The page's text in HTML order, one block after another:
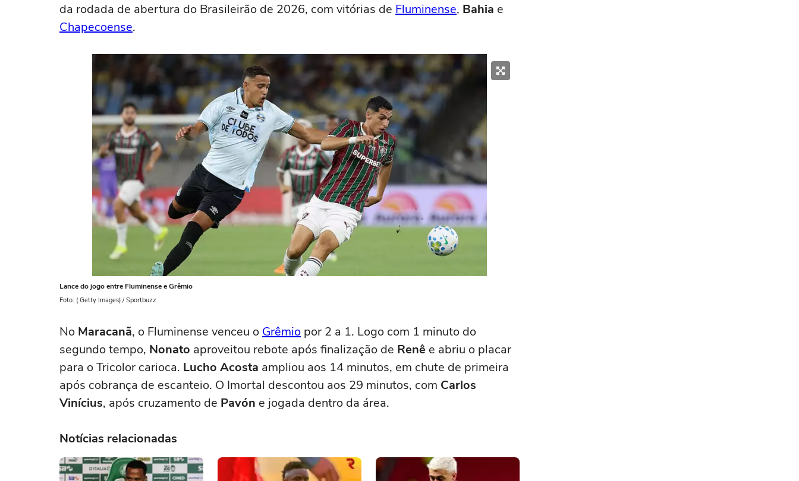
da rodada de abertura do Brasileirão de 2026, com vitórias de Fluminense, Bahia e
Chapecoense.
Lance do jogo entre Fluminense e Grêmio
Foto: ( Getty Images) / Sportbuzz
No Maracanã, o Fluminense venceu o Grêmio por 2 a 1. Logo com 1 minuto do
segundo tempo, Nonato aproveitou rebote após finalização de Renê e abriu o placar
para o Tricolor carioca. Lucho Acosta ampliou aos 14 minutos, em chute de primeira
após cobrança de escanteio. O Imortal descontou aos 29 minutos, com Carlos
Vinícius, após cruzamento de Pavón e jogada dentro da área.
Notícias relacionadas